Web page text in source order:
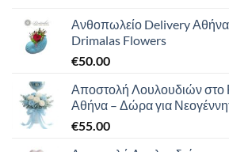
Ανθοπωλείο Delivery Αθήνα
Drimalas Flowers
€50.00
Αποστολή Λουλουδιών
Αθήνα – Δώρα για
€55.00